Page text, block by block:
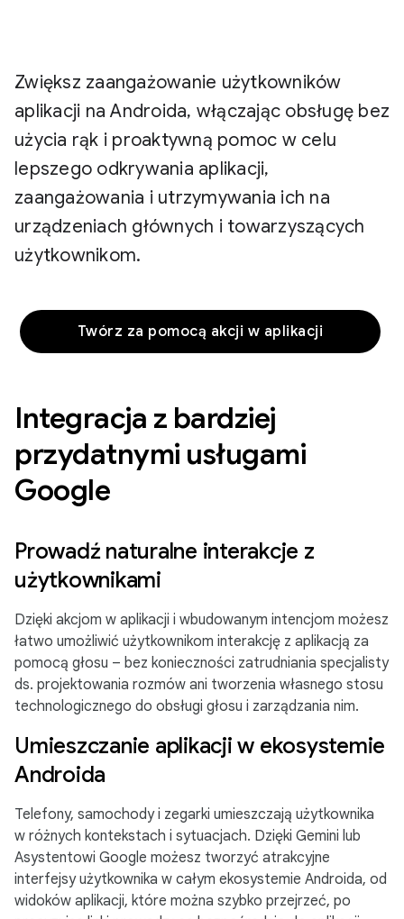
Zwiększ zaangażowanie użytkowników
aplikacji na Androida, włączając obsługę bez
użycia rąk i proaktywną pomoc w celu
lepszego odkrywania aplikacji,
zaangażowania i utrzymywania ich na
urządzeniach głównych i towarzyszących
użytkownikom.
Twórz za pomocą akcji w aplikacji
Integracja z bardziej
przydatnymi usługami
Google
Prowadź naturalne interakcje z
użytkownikami
Dzięki akcjom w aplikacji i wbudowanym intencjom możesz
łatwo umożliwić użytkownikom interakcję z aplikacją za
pomocą głosu – bez konieczności zatrudniania specjalisty
ds. projektowania rozmów ani tworzenia własnego stosu
technologicznego do obsługi głosu i zarządzania nim.
Umieszczanie aplikacji w ekosystemie
Androida
Telefony, samochody i zegarki umieszczają użytkownika
w różnych kontekstach i sytuacjach. Dzięki Gemini lub
Asystentowi Google możesz tworzyć atrakcyjne
interfejsy użytkownika w całym ekosystemie Androida, od
widoków aplikacji, które można szybko przejrzeć, po